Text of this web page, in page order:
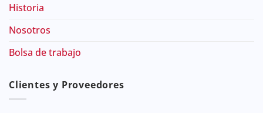
Historia
Nosotros
Bolsa de trabajo
Clientes y Proveedores